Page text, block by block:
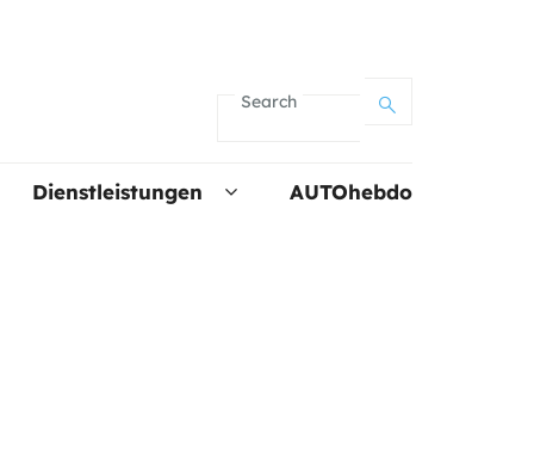
Search
Dienstleistungen AUTOhebdo